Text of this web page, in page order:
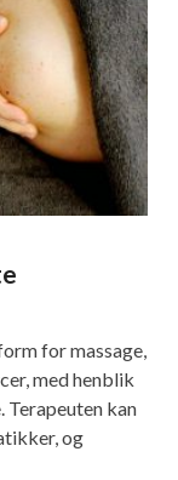
for massage,
med henblik
Terapeuten kan
og